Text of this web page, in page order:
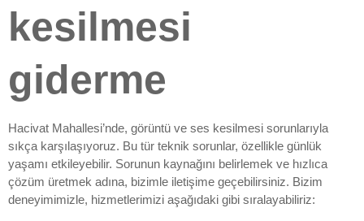
kesilmesi
giderme
Hacivat Mahallesi’nde, görüntü ve ses kesilmesi sorunlarıyla
sıkça karşılaşıyoruz. Bu tür teknik sorunlar, özellikle günlük
yaşamı etkileyebilir. Sorunun kaynağını belirlemek ve hızlıca
çözüm üretmek adına, bizimle iletişime geçebilirsiniz. Bizim
deneyimimizle, hizmetlerimizi aşağıdaki gibi sıralayabiliriz: